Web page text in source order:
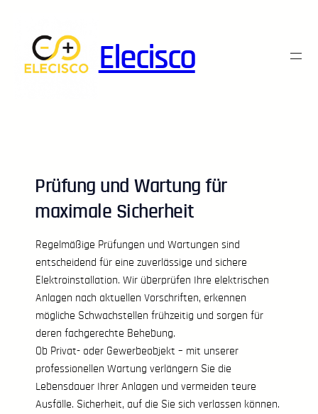
content
Elecisco
Prüfung und Wartung für
maximale Sicherheit
Regelmäßige Prüfungen und Wartungen sind
entscheidend für eine zuverlässige und sichere
Elektroinstallation. Wir überprüfen Ihre elektrischen
Anlagen nach aktuellen Vorschriften, erkennen
mögliche Schwachstellen frühzeitig und sorgen für
deren fachgerechte Behebung.
Ob Privat- oder Gewerbeobjekt – mit unserer
professionellen Wartung verlängern Sie die
Lebensdauer Ihrer Anlagen und vermeiden teure
Ausfälle. Sicherheit, auf die Sie sich verlassen können.